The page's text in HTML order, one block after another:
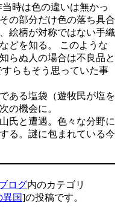
時は色の違いは無かっ
の部分だけ色の落ち具合
絵柄が対称ではない手織
どを知る。 このような
らぬ人の場合は不良品と
らもそう思っていた事
ある塩袋（遊牧民が塩を
の機会に。
氏と遭遇。色々な分野に
る。謎に包まれている今
ログ内のカテゴリ
異国]の投稿です。